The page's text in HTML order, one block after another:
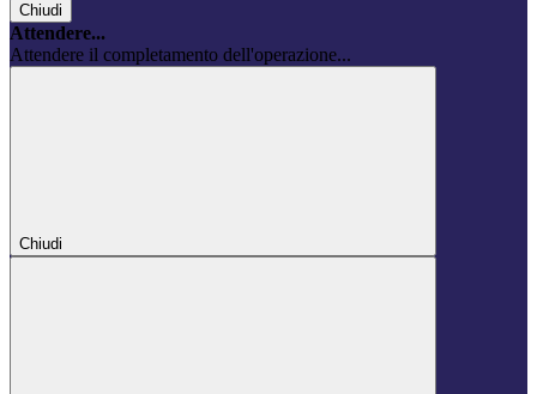
Chiudi
Attendere...
Attendere il completamento dell'operazione...
Chiudi